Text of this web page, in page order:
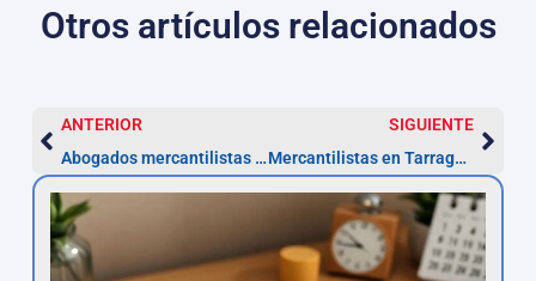
Otros artículos relacionados
ANTERIOR
Abogados mercantilistas en Álava: pasos, costes y plazos
SIGUIENTE
Mercantilistas en Tarragona: plazos, costes y depósito